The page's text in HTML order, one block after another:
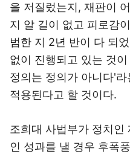
을 저질렀는지, 재판이
지 알 길이 없고 피로감
범한 지 2년 반이 다 되
없이 진행되고 있는 것
정의는 정의가 아니다'
적용된다고 할 것이다.
조희대 사법부가 정치인
인 성과를 낼 경우 후폭